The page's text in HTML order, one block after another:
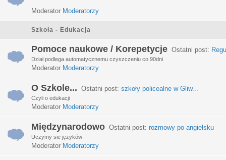
Moderator Moderatorzy
Szkoła - Edukacja
Pomoce naukowe / Korepetycje Ostatni post:
Dział podlega automatycznemu czyszczeniu co 90dni
Moderator Moderatorzy
O Szkole... Ostatni post: szkoły policealne w Gliw...
Czyli o edukacji
Moderator Moderatorzy
Międzynarodowo Ostatni post: rozmowy po angielsku
Uczymy sie języków
Moderator Moderatorzy